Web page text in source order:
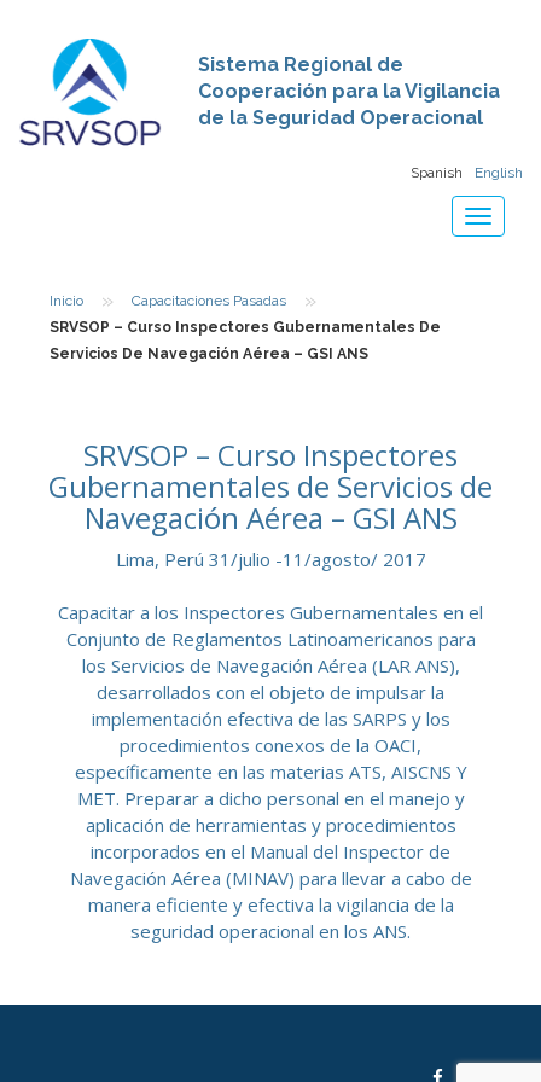
Sistema Regional de
Cooperación para la Vigilancia
de la Seguridad Operacional
Spanish English
Toggle
Inicio » Capacitaciones Pasadas »
SRVSOP – Curso Inspectores Gubernamentales De
Servicios De Navegación Aérea – GSI ANS
SRVSOP – Curso Inspectores
Gubernamentales de Servicios de
Navegación Aérea – GSI ANS
Lima, Perú 31/julio -11/agosto/ 2017
Capacitar a los Inspectores Gubernamentales en el
Conjunto de Reglamentos Latinoamericanos para
los Servicios de Navegación Aérea (LAR ANS),
desarrollados con el objeto de impulsar la
implementación efectiva de las SARPS y los
procedimientos conexos de la OACI,
específicamente en las materias ATS, AISCNS Y
MET. Preparar a dicho personal en el manejo y
aplicación de herramientas y procedimientos
incorporados en el Manual del Inspector de
Navegación Aérea (MINAV) para llevar a cabo de
manera eficiente y efectiva la vigilancia de la
seguridad operacional en los ANS.